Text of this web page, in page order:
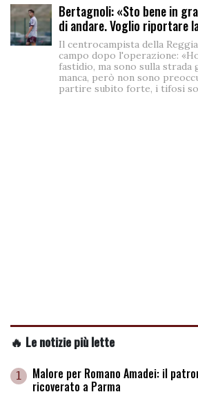
Bertagnoli: «Sto bene in
di andare. Voglio riportare
Il centrocampista della
campo dopo l'operazione:
fastidio, ma sono sulla strada
manca, però non sono
partire subito forte, i tifosi
🔥 Le notizie più lette
1 Malore per Romano Amadei: il
ricoverato a Parma